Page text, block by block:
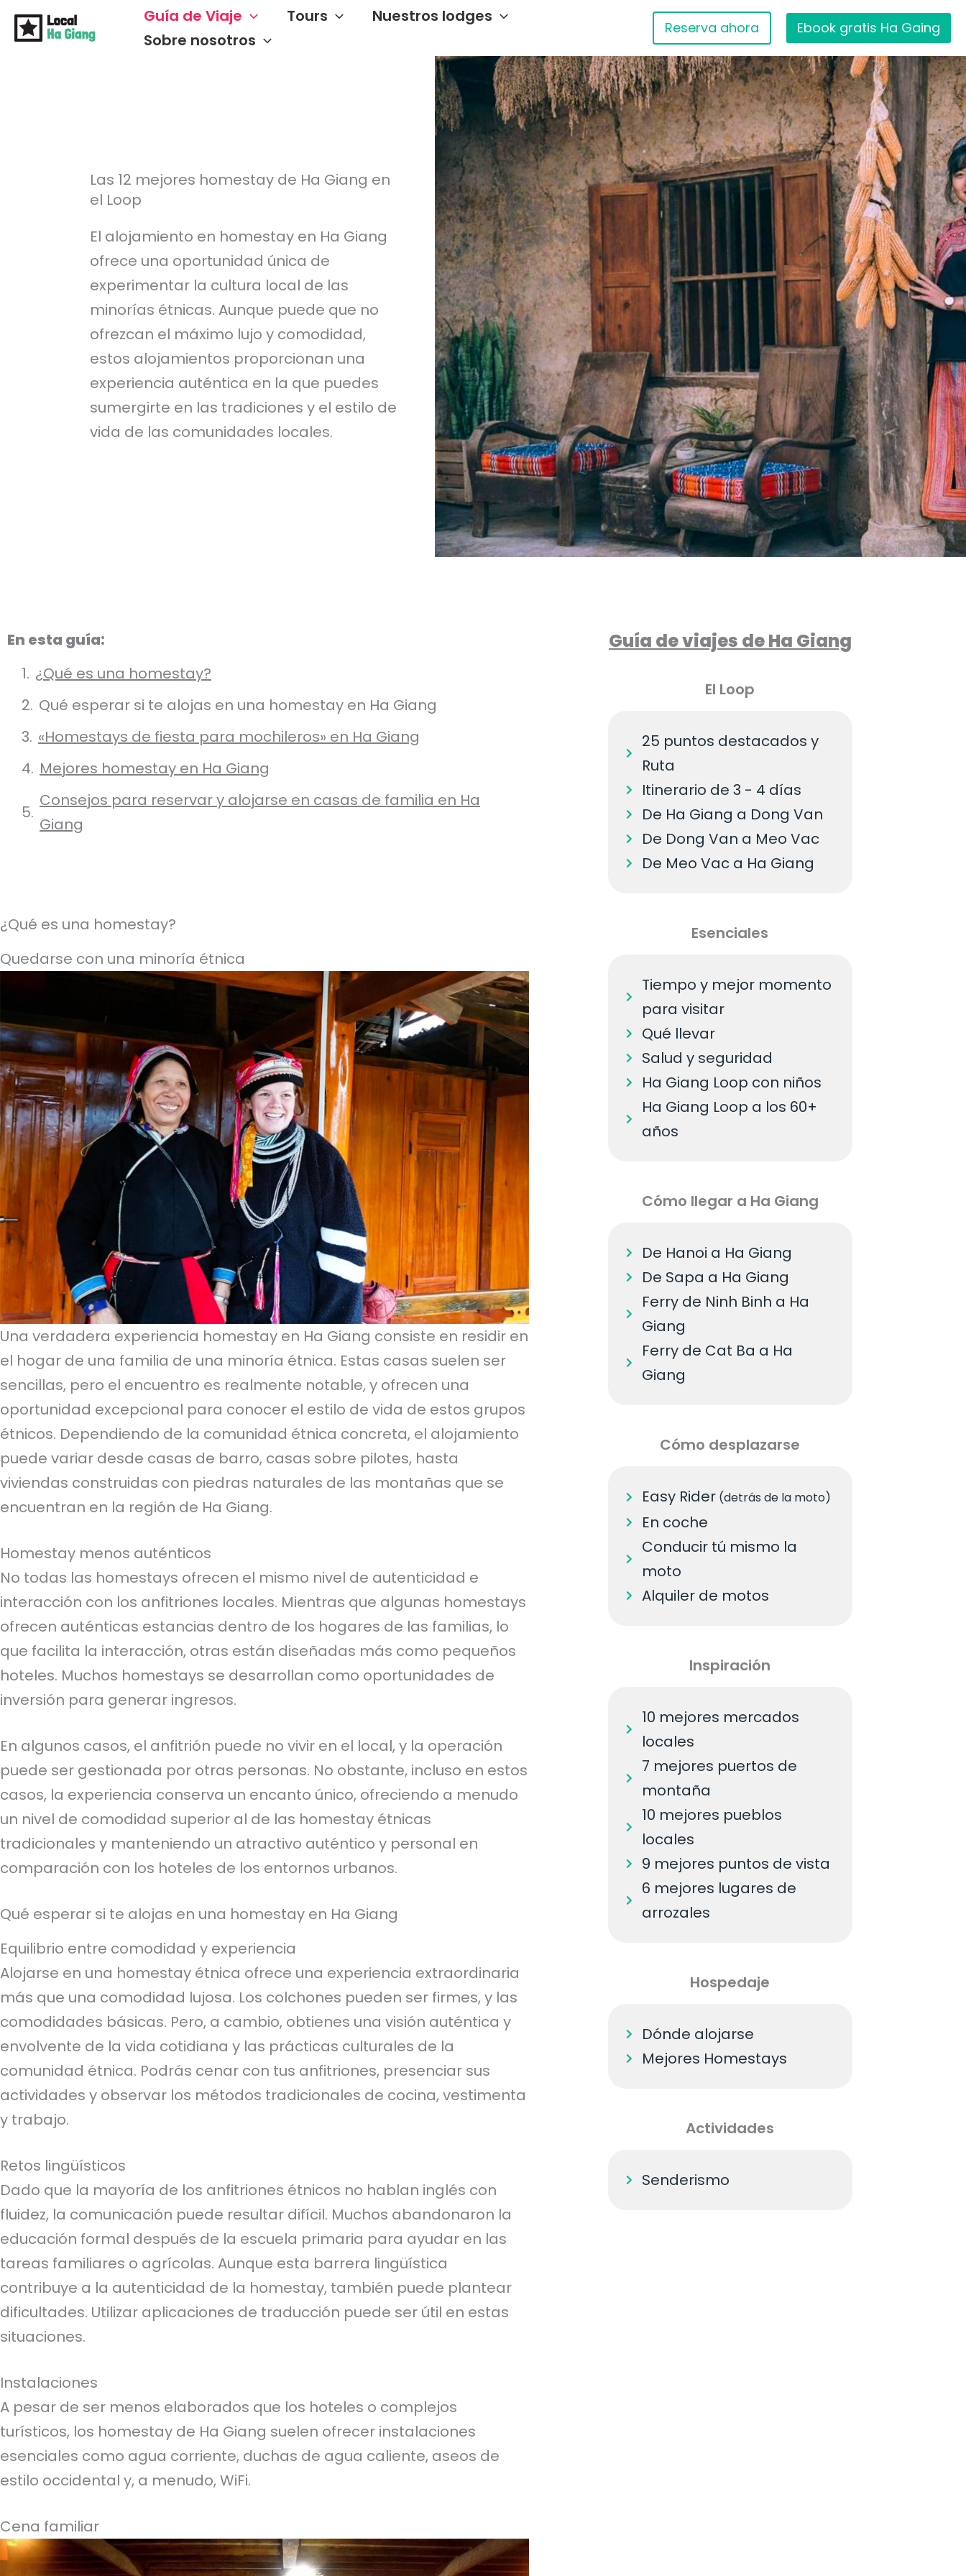
Guía de Viaje Tours
Nuestros lodges
Sobre nosotros
Reserva ahora Ebook gratis Ha Gaing
Las 12 mejores homestay de Ha Giang en
el Loop
El alojamiento en homestay en Ha Giang
ofrece una oportunidad única de
experimentar la cultura local de las
minorías étnicas. Aunque puede que no
ofrezcan el máximo lujo y comodidad,
estos alojamientos proporcionan una
experiencia auténtica en la que puedes
sumergirte en las tradiciones y el estilo de
vida de las comunidades locales.
En esta guía:
¿Qué es una homestay?
Qué esperar si te alojas en una homestay en Ha Giang
«Homestays de fiesta para mochileros» en Ha Giang
Mejores homestay en Ha Giang
Consejos para reservar y alojarse en casas de familia en Ha
Giang
¿Qué es una homestay?
Quedarse con una minoría étnica
Una verdadera experiencia homestay en Ha Giang consiste en residir en
el hogar de una familia de una minoría étnica. Estas casas suelen ser
sencillas, pero el encuentro es realmente notable, y ofrecen una
oportunidad excepcional para conocer el estilo de vida de estos grupos
étnicos. Dependiendo de la comunidad étnica concreta, el alojamiento
puede variar desde casas de barro, casas sobre pilotes, hasta
viviendas construidas con piedras naturales de las montañas que se
encuentran en la región de Ha Giang.
Homestay menos auténticos
No todas las homestays ofrecen el mismo nivel de autenticidad e
interacción con los anfitriones locales. Mientras que algunas homestays
ofrecen auténticas estancias dentro de los hogares de las familias, lo
que facilita la interacción, otras están diseñadas más como pequeños
hoteles. Muchos homestays se desarrollan como oportunidades de
inversión para generar ingresos.
En algunos casos, el anfitrión puede no vivir en el local, y la operación
puede ser gestionada por otras personas. No obstante, incluso en estos
casos, la experiencia conserva un encanto único, ofreciendo a menudo
un nivel de comodidad superior al de las homestay étnicas
tradicionales y manteniendo un atractivo auténtico y personal en
comparación con los hoteles de los entornos urbanos.
Qué esperar si te alojas en una homestay en Ha Giang
Equilibrio entre comodidad y experiencia
Alojarse en una homestay étnica ofrece una experiencia extraordinaria
más que una comodidad lujosa. Los colchones pueden ser firmes, y las
comodidades básicas. Pero, a cambio, obtienes una visión auténtica y
envolvente de la vida cotidiana y las prácticas culturales de la
comunidad étnica. Podrás cenar con tus anfitriones, presenciar sus
actividades y observar los métodos tradicionales de cocina, vestimenta
y trabajo.
Retos lingüísticos
Dado que la mayoría de los anfitriones étnicos no hablan inglés con
fluidez, la comunicación puede resultar difícil. Muchos abandonaron la
educación formal después de la escuela primaria para ayudar en las
tareas familiares o agrícolas. Aunque esta barrera lingüística
contribuye a la autenticidad de la homestay, también puede plantear
dificultades. Utilizar aplicaciones de traducción puede ser útil en estas
situaciones.
Instalaciones
A pesar de ser menos elaborados que los hoteles o complejos
turísticos, los homestay de Ha Giang suelen ofrecer instalaciones
esenciales como agua corriente, duchas de agua caliente, aseos de
estilo occidental y, a menudo, WiFi.
Cena familiar
Guía de viajes de Ha Giang
El Loop
25 puntos destacados y
Ruta
Itinerario de 3 - 4 días
De Ha Giang a Dong Van
De Dong Van a Meo Vac
De Meo Vac a Ha Giang
Esenciales
Tiempo y mejor momento
para visitar
Qué llevar
Salud y seguridad
Ha Giang Loop con niños
Ha Giang Loop a los 60+
años
Cómo llegar a Ha Giang
De Hanoi a Ha Giang
De Sapa a Ha Giang
Ferry de Ninh Binh a Ha
Giang
Ferry de Cat Ba a Ha
Giang
Cómo desplazarse
Easy Rider (detrás de la moto)
En coche
Conducir tú mismo la
moto
Alquiler de motos
Inspiración
10 mejores mercados
locales
7 mejores puertos de
montaña
10 mejores pueblos
locales
9 mejores puntos de vista
6 mejores lugares de
arrozales
Hospedaje
Dónde alojarse
Mejores Homestays
Actividades
Senderismo